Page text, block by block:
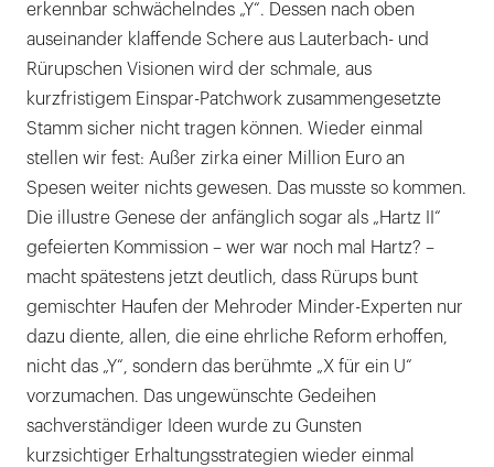
erkennbar schwächelndes „Y“. Dessen nach oben
auseinander klaffende Schere aus Lauterbach- und
Rürupschen Visionen wird der schmale, aus
kurzfristigem Einspar-Patchwork zusammengesetzte
Stamm sicher nicht tragen können. Wieder einmal
stellen wir fest: Außer zirka einer Million Euro an
Spesen weiter nichts gewesen. Das musste so kommen.
Die illustre Genese der anfänglich sogar als „Hartz II“
gefeierten Kommission – wer war noch mal Hartz? –
macht spätestens jetzt deutlich, dass Rürups bunt
gemischter Haufen der Mehroder Minder-Experten nur
dazu diente, allen, die eine ehrliche Reform erhoffen,
nicht das „Y“, sondern das berühmte „X für ein U“
vorzumachen. Das ungewünschte Gedeihen
sachverständiger Ideen wurde zu Gunsten
kurzsichtiger Erhaltungsstrategien wieder einmal